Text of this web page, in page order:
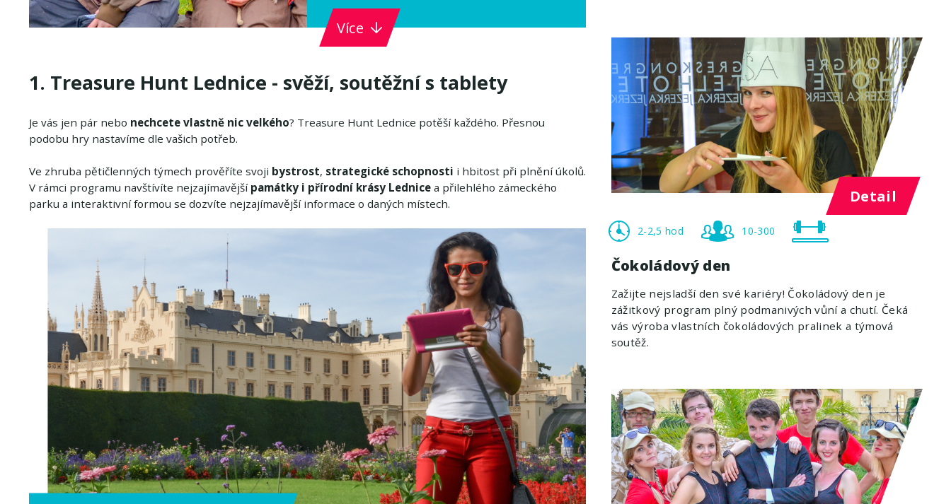
Více
1. Treasure Hunt Lednice - svěží, soutěžní s tablety
Je vás jen pár nebo nechcete vlastně nic velkého? Treasure Hunt Lednice potěší každého. Přesnou
podobu hry nastavíme dle vašich potřeb.
Ve zhruba pětičlenných týmech prověříte svoji bystrost, strategické schopnosti i hbitost při plnění úkolů.
V rámci programu navštívíte nejzajímavější památky i přírodní krásy Lednicea přilehlého zámeckého
parku a interaktivní formou se dozvíte nejzajímavější informace o daných místech.
Detail
2-2,5 hod 10-300
Čokoládový den
Zažijte nejsladší den své kariéry! Čokoládový den je
zážitkový program plný podmanivých vůní a chutí. Čeká
vás výroba vlastních čokoládových pralinek a týmová
soutěž.